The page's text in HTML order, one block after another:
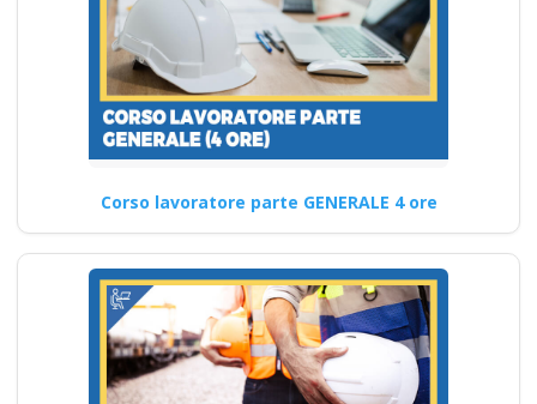
Corso di formazione
per la sicurezza
elettrica in ambito
lavorativo: D.Lgs.
81/08 Nuovo
accordo stato
regioni 2025 corso
formatori lavoratori
datore parte base
generale Corsi per
Datori di Lavoro con
compiti di RSPP (DL
Corso lavoratore parte GENERALE 4 ore